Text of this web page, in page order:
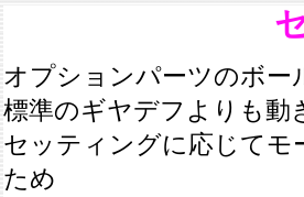
オプションパーツのボ
標準のギヤデフよりも動
セッティングに応じてモ
ため